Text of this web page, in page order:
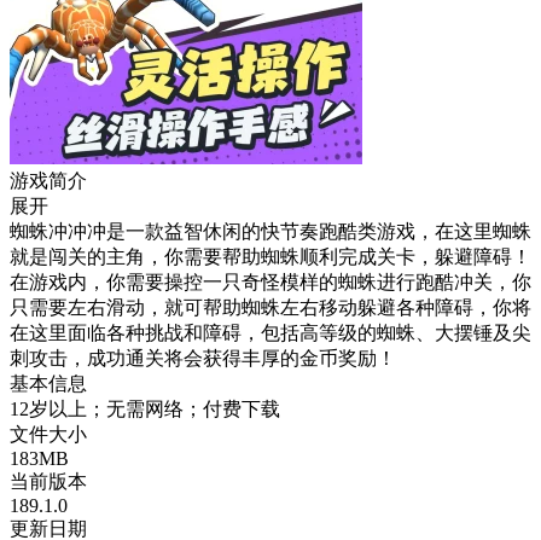
游戏简介
展开
蜘蛛冲冲冲是一款益智休闲的快节奏跑酷类游戏，在这里蜘蛛
就是闯关的主角，你需要帮助蜘蛛顺利完成关卡，躲避障碍！
在游戏内，你需要操控一只奇怪模样的蜘蛛进行跑酷冲关，你
只需要左右滑动，就可帮助蜘蛛左右移动躲避各种障碍，你将
在这里面临各种挑战和障碍，包括高等级的蜘蛛、大摆锤及尖
刺攻击，成功通关将会获得丰厚的金币奖励！
基本信息
12岁以上；无需网络；付费下载
文件大小
183MB
当前版本
189.1.0
更新日期